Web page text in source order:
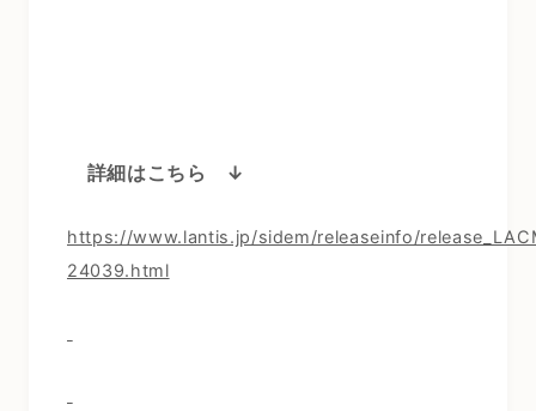
詳細はこちら ↓
https://www.lantis.jp/sidem/releaseinfo/
24039.html